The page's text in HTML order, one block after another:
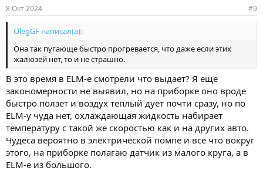
8 Окт 2024 #9
OlegGF написал(а):
Она так пугающе быстро прогревается, что даже если этих
жалюзей нет, то и не страшно.
В это время в ELM-е смотрели что выдает? Я еще
закономерности не выявил, но на приборке оно вроде
быстро ползет и воздух теплый дует почти сразу, но по
ELM-у чуда нет, охлаждающая жидкость набирает
температуру с такой же скоростью как и на других авто.
Чудеса вероятно в электрической помпе и все что вокруг
этого, на приборке полагаю датчик из малого круга, а в
ELM-е из большого.